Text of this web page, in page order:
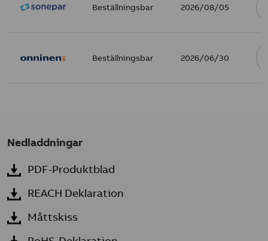
Beställningsbar 2026/08/05
Beställningsbar 2026/06/30
Nedladdningar
PDF-Produktblad
REACH Deklaration
Måttskiss